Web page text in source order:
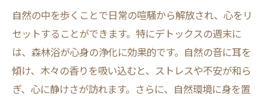
自然の中を歩くことで日常の喧騒から解放され、心をリ
セットすることができます。特にデトックスの週末に
は、森林浴が心身の浄化に効果的です。自然の音に耳を
傾け、木々の香りを吸い込むと、ストレスや不安が和ら
ぎ、心に静けさが訪れます。さらに、自然環境に身を置